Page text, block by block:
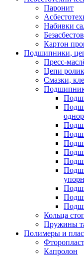
Паронит
Набивки
Картон
Подшипники,
Пресс-
Цепи
Смазки,
Кольца
Пружины
Полимеры и
Капролон